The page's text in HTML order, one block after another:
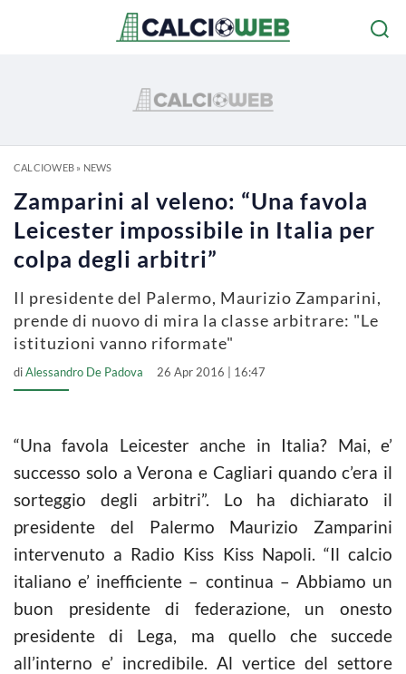
CALCIOWEB» NEWS
Zamparini al veleno: “Una favola
Leicester impossibile in Italia per
colpa degli arbitri”
Il presidente del Palermo, Maurizio Zamparini,
prende di nuovo di mira la classe arbitrare: "Le
istituzioni vanno riformate"
diAlessandro De Padova 26 Apr 2016 | 16:47
“Una favola Leicester anche in Italia? Mai, e’
successo solo a Verona e Cagliari quando c’era il
sorteggio degli arbitri”. Lo ha dichiarato il
presidente del Palermo Maurizio Zamparini
intervenuto a Radio Kiss Kiss Napoli. “Il calcio
italiano e’ inefficiente – continua – Abbiamo un
buon presidente di federazione, un onesto
presidente di Lega, ma quello che succede
all’interno e’ incredibile. Al vertice del settore